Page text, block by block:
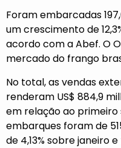
Foram embarcadas
um crescimento de
acordo com a Abef. O
mercado do frango
No total, as vendas
renderam US$ 884,9
em relação ao primeiro
embarques foram de
de 4,13% sobre janeiro